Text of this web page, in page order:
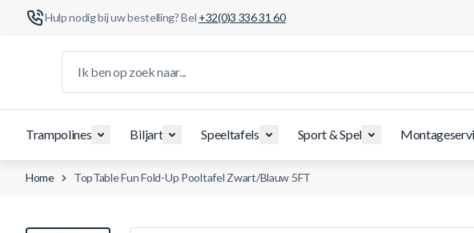
Hulp nodig bij uw bestelling? Bel +32(0)3 336 31 60
Trampolines Biljart Speeltafels Sport & Spel
Home TopTable Fun Fold-Up Pooltafel Zwart/Blauw 5FT